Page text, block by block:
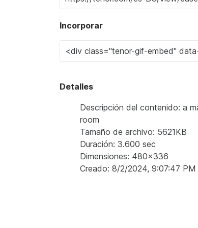
Incorporar
Detalles
Descripción del contenido: a
room
Tamaño de archivo: 5621KB
Duración: 3.600 sec
Dimensiones: 480x336
Creado: 8/2/2024, 9:07:47 PM